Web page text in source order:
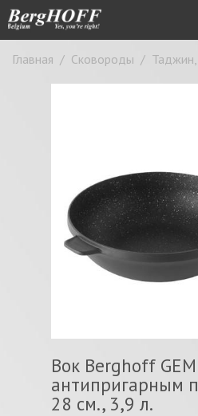
Главная / Сковороды /
Вок Berghoff
антипригарным
28 см., 3,9 л.